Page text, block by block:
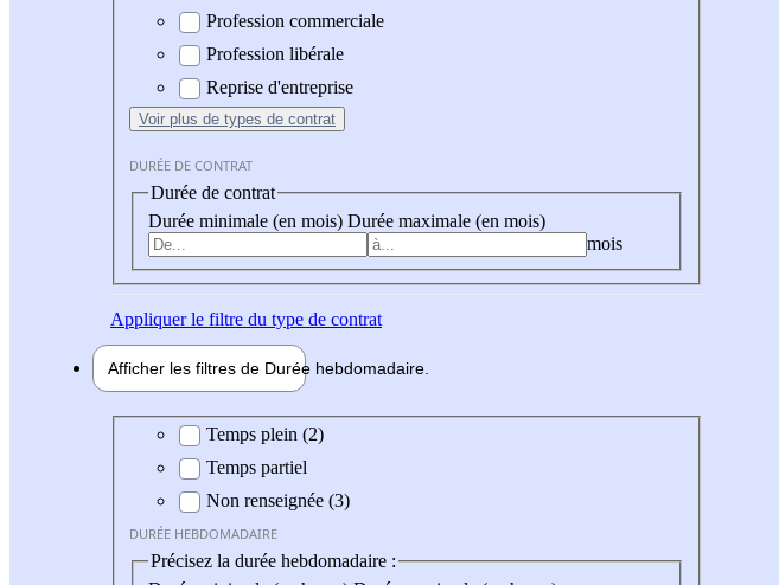
Profession commerciale
Profession libérale
Reprise d'entreprise
Voir plus de types de contrat
DURÉE DE CONTRAT
Durée de contrat
Durée minimale (en mois) Durée maximale (en mois)
mois
Appliquerle filtre du type de contrat
Afficher les filtres de Durée hebdomadaire
Durée hebdomadaire
Temps plein (2)
Temps partiel
Non renseignée (3)
DURÉE HEBDOMADAIRE
Précisez la durée hebdomadaire :